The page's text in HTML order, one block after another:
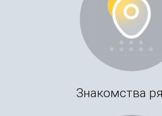
Знакомства